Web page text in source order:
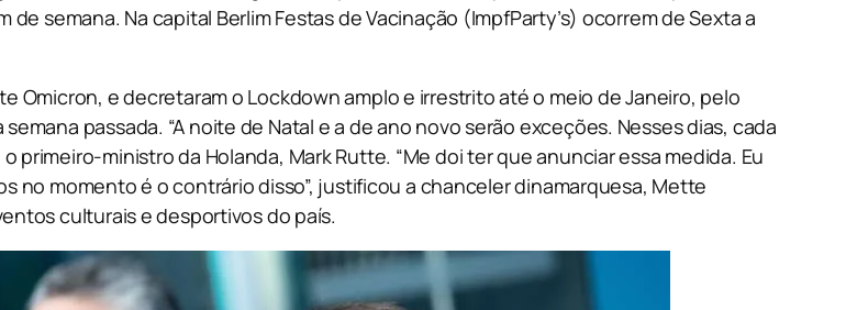
semana. Na capital Berlim Festas de Vacinação (ImpfParty’s) ocorrem de Sexta a
Omicron, e decretaram o Lockdown amplo e irrestrito até o meio de Janeiro, pelo
passada. “A noite de Natal e a de ano novo serão exceções. Nesses dias, cada
ministro da Holanda, Mark Rutte. “Me doi ter que anunciar essa medida. Eu
no momento é o contrário disso”, justificou a chanceler dinamarquesa, Mette
culturais e desportivos do país.